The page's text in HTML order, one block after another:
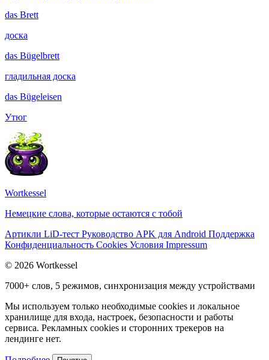
das Brett
доска
das Bügelbrett
гладильная доска
das Bügeleisen
Утюг
Wortkessel
Немецкие слова, которые остаются с тобой
Артикли LiD-тест Руководство APK для Android Поддержка
Конфиденциальность Cookies Условия Impressum
© 2026 Wortkessel
7000+ слов, 5 режимов, синхронизация между устройствами
Мы используем только необходимые cookies и локальное
хранилище для входа, настроек, безопасности и работы
сервиса. Рекламных cookies и сторонних трекеров на
лендинге нет.